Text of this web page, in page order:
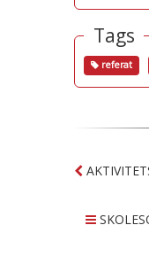
Tags
referat